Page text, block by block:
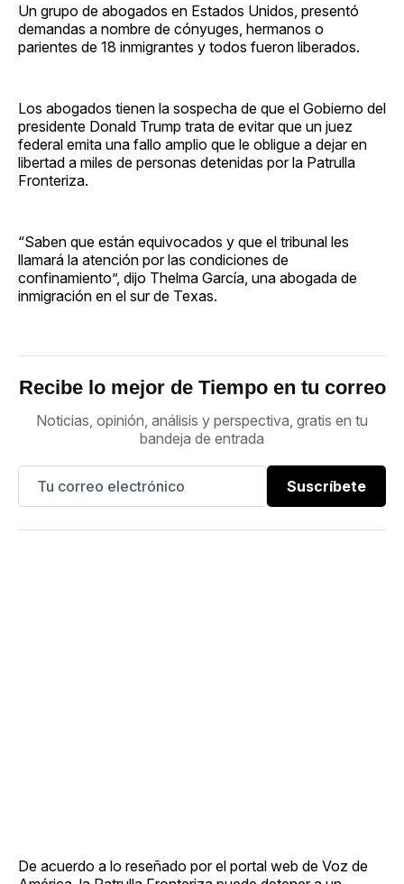
Un grupo de abogados en Estados Unidos, presentó
demandas a nombre de cónyuges, hermanos o
parientes de 18 inmigrantes y todos fueron liberados.
Los abogados tienen la sospecha de que el Gobierno del
presidente Donald Trump trata de evitar que un juez
federal emita una fallo amplio que le obligue a dejar en
libertad a miles de personas detenidas por la Patrulla
Fronteriza.
“Saben que están equivocados y que el tribunal les
llamará la atención por las condiciones de
confinamiento”, dijo Thelma García, una abogada de
inmigración en el sur de Texas.
Recibe lo mejor de Tiempo en tu correo
Noticias, opinión, análisis y perspectiva, gratis en tu
bandeja de entrada
Suscríbete
De acuerdo a lo reseñado por el portal web de Voz de